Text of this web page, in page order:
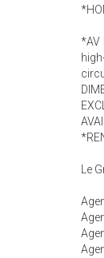
*AV
Le